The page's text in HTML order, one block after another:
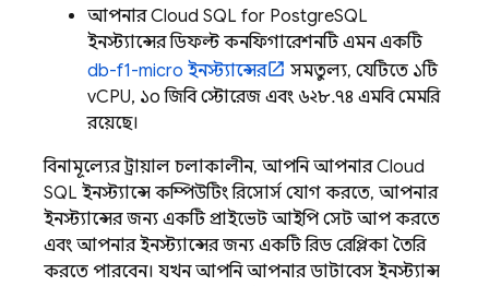
আপনারCloud SQL for PostgreSQL
ইনস্ট্যান্সের ডিফল্ট কনফিগারেশনটি এমন একটি
db-f1-micro ইনস্ট্যান্সের
সমতুল্য, যেটিতে ১টি
vCPU, ১০ জিবি স্টোরেজ এবং ৬২৮.৭৪ এমবি মেমরি
রয়েছে।
বিনামূল্যের ট্রায়াল চলাকালীন, আপনি আপনারCloud
SQL ইনস্ট্যান্সে কম্পিউটিং রিসোর্স যোগ করতে, আপনার
ইনস্ট্যান্সের জন্য একটি প্রাইভেট আইপি সেট আপ করতে
এবং আপনার ইনস্ট্যান্সের জন্য একটি রিড রেপ্লিকা তৈরি
করতে পারবেন। যখন আপনি আপনার ডাটাবেস ইনস্ট্যান্স